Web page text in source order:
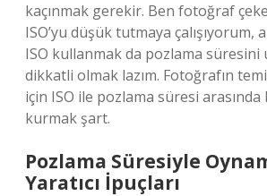
kaçınmak gerekir. Ben fotoğraf
ISO’yu düşük tutmaya çalışıyorum,
ISO kullanmak da pozlama süresini
dikkatli olmak lazım. Fotoğrafın
için ISO ile pozlama süresi
kurmak şart.
Pozlama Süresiyle
Yaratıcı İpuçları